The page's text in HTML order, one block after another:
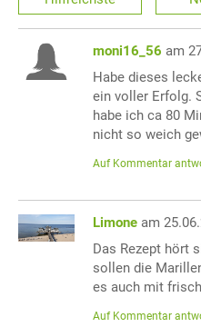
moni16_56 am
Habe dieses
ein voller Erfolg.
habe ich ca 80
nicht so weich
Auf Kommentar
Limone am
Das Rezept hört
sollen die
es auch mit
Auf Kommentar